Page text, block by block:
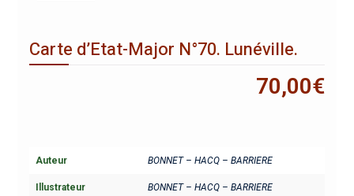
Carte d’Etat-Major N°70. Lunéville.
70,00€
Auteur BONNET – HACQ – BARRIERE
Illustrateur BONNET – HACQ – BARRIERE